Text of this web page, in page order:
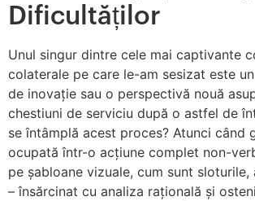
Dificultăților
Unul singur dintre cele mai captivante
colaterale pe care le-am sesizat este
de inovație sau o perspectivă nouă
chestiuni de serviciu după o astfel de
se întâmplă acest proces? Atunci când
ocupată într-o acțiune complet non-
pe șabloane vizuale, cum sunt
– însărcinat cu analiza rațională și